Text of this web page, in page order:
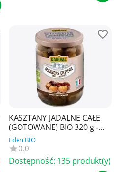
KASZTANY JADALNE CAŁE
(GOTOWANE) BIO 320 g -
DANIVAL
Eden BIO
0.0
Dostępność: 135 produkt(y)